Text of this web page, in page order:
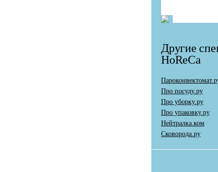
Другие
HoReCa
Про посуду.ру
Про уборку.ру
Про упаковку.ру
Нейтралка.ком
Сковорода.ру